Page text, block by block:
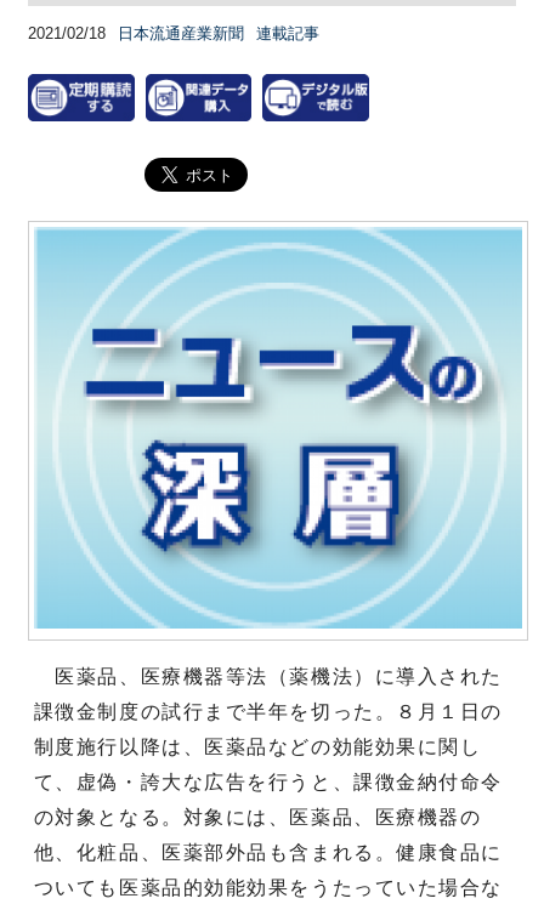
2021/02/18 日本流通産業新聞 連載記事
医薬品、医療機器等法（薬機法）に導入された
課徴金制度の試行まで半年を切った。８月１日の
制度施行以降は、医薬品などの効能効果に関し
て、虚偽・誇大な広告を行うと、課徴金納付命令
の対象となる。対象には、医薬品、医療機器の
他、化粧品、医薬部外品も含まれる。健康食品に
ついても医薬品的効能効果をうたっていた場合な